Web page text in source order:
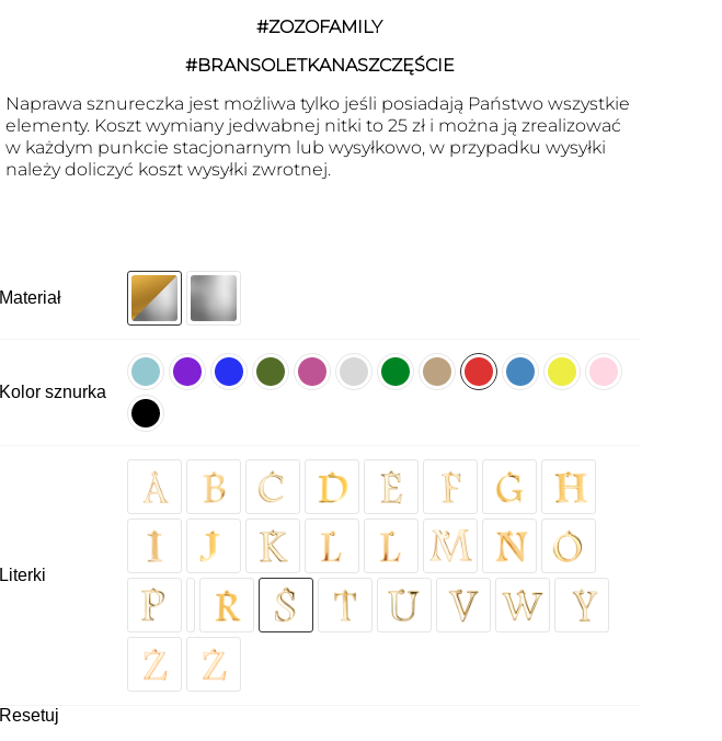
#ZOZOFAMILY
#BRANSOLETKANASZCZĘŚCIE
Naprawa sznureczka jest możliwa tylko jeśli posiadają Państwo wszystkie
elementy. Koszt wymiany jedwabnej nitki to 25 zł i można ją zrealizować
w każdym punkcie stacjonarnym lub wysyłkowo, w przypadku wysyłki
należy doliczyć koszt wysyłki zwrotnej.
Materiał
Kolor sznurka
Literki
Resetuj